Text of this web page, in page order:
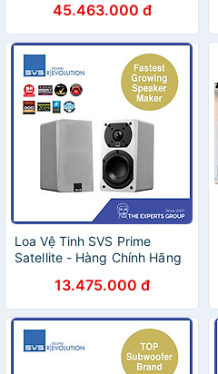
45.463.000 đ
Loa Vệ Tinh SVS Prime
Satellite - Hàng Chính Hãng
13.475.000 đ